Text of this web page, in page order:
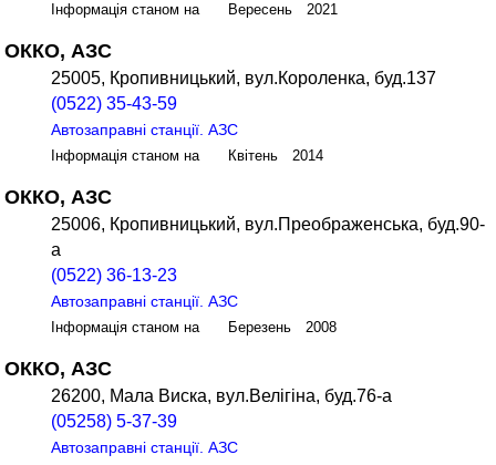
Інформація станом на Вересень 2021
ОККО, АЗС
25005, Кропивницький, вул.Короленка, буд.137
(0522) 35-43-59
Автозаправні станції. АЗС
Інформація станом на Квітень 2014
ОККО, АЗС
25006, Кропивницький, вул.Преображенська, буд.90-
а
(0522) 36-13-23
Автозаправні станції. АЗС
Інформація станом на Березень 2008
ОККО, АЗС
26200, Мала Виска, вул.Велігіна, буд.76-а
(05258) 5-37-39
Автозаправні станції. АЗС